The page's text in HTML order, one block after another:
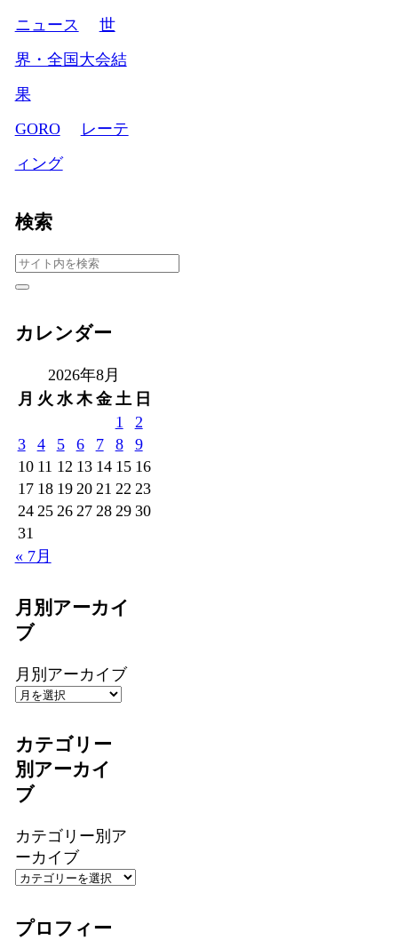
ニュース
世
界・全国大会結
果
GORO
レーテ
ィング
検索
カレンダー
2026年8月
月 火 水 木 金 土 日
1
2
3
4 5 6 7 8
9
10 11 12 13 14 15 16
17 18 19 20 21 22 23
24 25 26 27 28 29 30
31
« 7月
月別アーカイ
ブ
月別アーカイブ
カテゴリー
別アーカイ
ブ
カテゴリー別ア
ーカイブ
プロフィー